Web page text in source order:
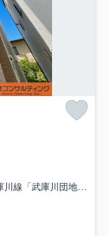
「武庫川団地前」駅 徒歩7分